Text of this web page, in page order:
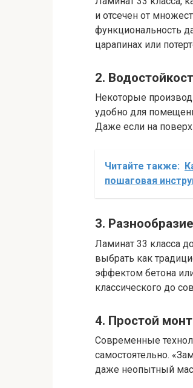
и отсечен от
функциональность
царапинах или
2.
Некоторые
удобно для
Даже если на
Читайте также:
пошаговая
3.
Ламинат 33 класса
выбрать как
эффектом бетона
классического до
4. Простой
Современные
самостоятельно.
даже неопытный